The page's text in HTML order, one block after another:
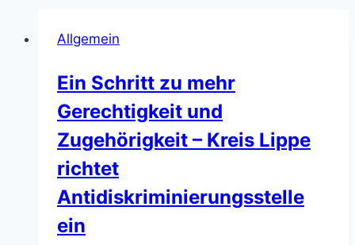
Allgemein
Ein Schritt zu mehr
Gerechtigkeit und
Zugehörigkeit – Kreis Lippe
richtet
Antidiskriminierungsstelle
ein